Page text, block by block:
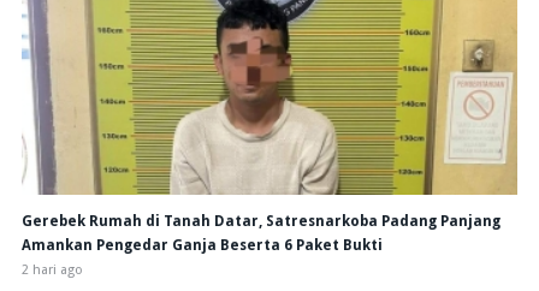
Gerebek Rumah di Tanah Datar, Satresnarkoba Padang Panjang
Amankan Pengedar Ganja Beserta 6 Paket Bukti
2 hari ago